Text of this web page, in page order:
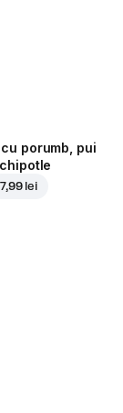
porumb, pui
7,99 lei